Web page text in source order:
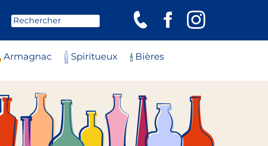
Rechercher
Armagnac Spiritueux Bières